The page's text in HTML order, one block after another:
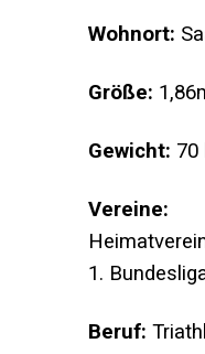
Wohnort:
Größe:
Gewicht: 70
Vereine:
1.
Beruf: